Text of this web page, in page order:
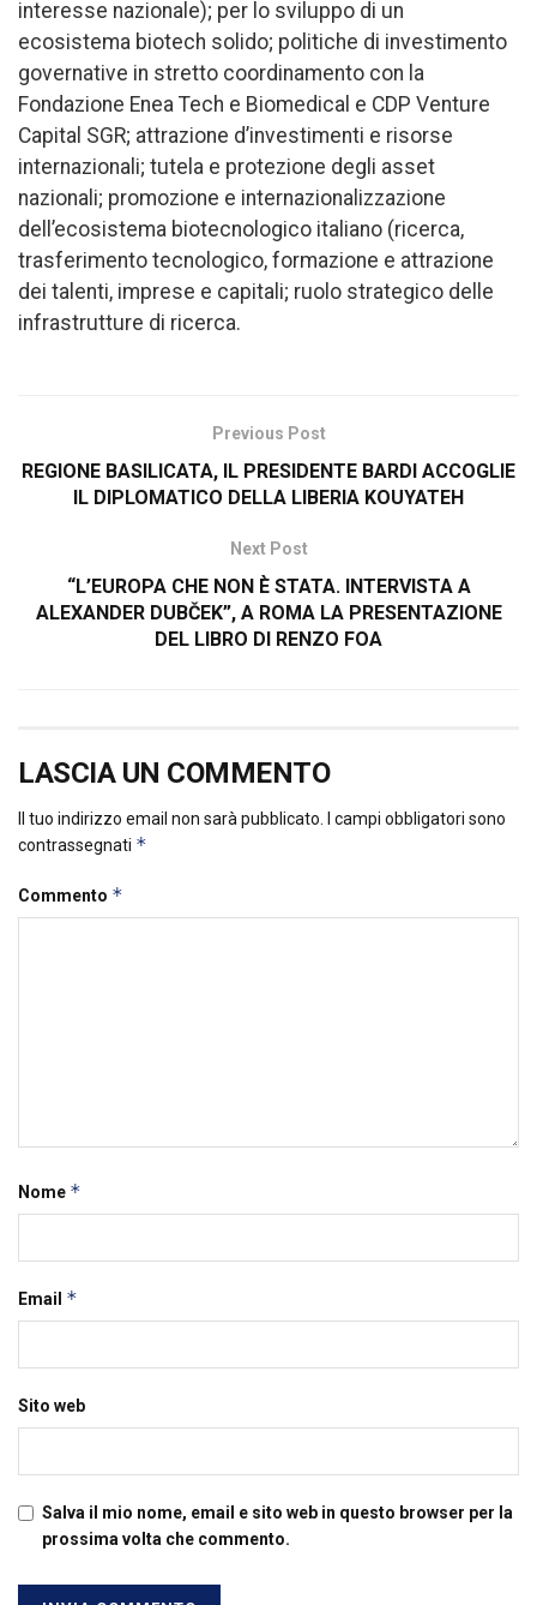
interesse nazionale); per lo sviluppo di un
ecosistema biotech solido; politiche di investimento
governative in stretto coordinamento con la
Fondazione Enea Tech e Biomedical e CDP Venture
Capital SGR; attrazione d’investimenti e risorse
internazionali; tutela e protezione degli asset
nazionali; promozione e internazionalizzazione
dell’ecosistema biotecnologico italiano (ricerca,
trasferimento tecnologico, formazione e attrazione
dei talenti, imprese e capitali; ruolo strategico delle
infrastrutture di ricerca.
Previous Post
REGIONE BASILICATA, IL PRESIDENTE BARDI ACCOGLIE
IL DIPLOMATICO DELLA LIBERIA KOUYATEH
Next Post
“L’EUROPA CHE NON È STATA. INTERVISTA A
ALEXANDER DUBČEK”, A ROMA LA PRESENTAZIONE
DEL LIBRO DI RENZO FOA
LASCIA UN COMMENTO
Il tuo indirizzo email non sarà pubblicato.
I campi obbligatori sono
contrassegnati *
Commento *
Nome *
Email *
Sito web
Salva il mio nome, email e sito web in questo browser per la
prossima volta che commento.